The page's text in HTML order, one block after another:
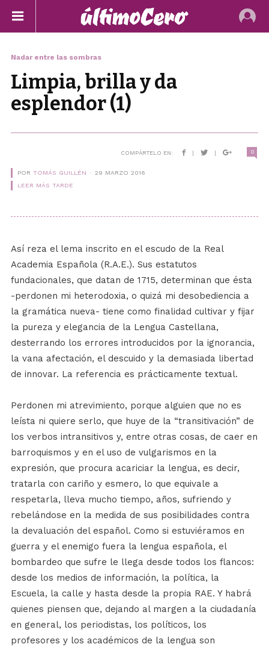
Nadar entre las sombras
Limpia, brilla y da
esplendor (1)
COMPÁRTELO EN: | | 0
POR TOMÁS GUILLÉN
29 MARZO 2016
LEER MÁS TARDE
Así reza el lema inscrito en el escudo de la Real
Academia Española (R.A.E.). Sus estatutos
fundacionales, que datan de 1715, determinan que ésta
-perdonen mi heterodoxia, o quizá mi desobediencia a
la gramática nueva- tiene como finalidad cultivar y fijar
la pureza y elegancia de la Lengua Castellana,
desterrando los errores introducidos por la ignorancia,
la vana afectación, el descuido y la demasiada libertad
de innovar. La referencia es prácticamente textual.
Perdonen mi atrevimiento, porque alguien que no es
leísta ni quiere serlo, que huye de la “transitivación” de
los verbos intransitivos y, entre otras cosas, de caer en
barroquismos y en el uso de vulgarismos en la
expresión, que procura acariciar la lengua, es decir,
tratarla con cariño y esmero, lo que equivale a
respetarla, lleva mucho tiempo, años, sufriendo y
rebelándose en la medida de sus posibilidades contra
la devaluación del español. Como si estuviéramos en
guerra y el enemigo fuera la lengua española, el
bombardeo que sufre le llega desde todos los flancos:
desde los medios de información, la política, la
Escuela, la calle y hasta desde la propia RAE. Y habrá
quienes piensen que, dejando al margen a la ciudadanía
en general, los periodistas, los políticos, los
profesores y los académicos de la lengua son